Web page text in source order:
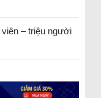
– triệu người